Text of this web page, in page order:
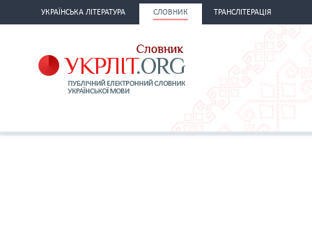
УКРАЇНСЬКА ЛІТЕРАТУРА СЛОВНИК ТРАНСЛІТЕРАЦІЯ